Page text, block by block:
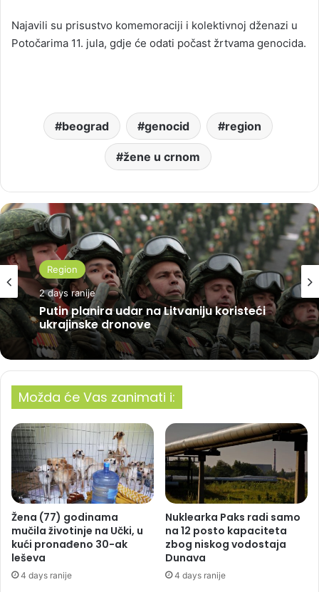
Najavili su prisustvo komemoraciji i kolektivnoj dženazi u
Potočarima 11. jula, gdje će odati počast žrtvama genocida.
beograd genocid region
žene u crnom
Region
2 days ranije
Putin planira udar na Litvaniju koristeći
ukrajinske dronove
Možda će Vas zanimati i:
Žena (77) godinama
mučila životinje na Učki, u
kući pronađeno 30-ak
leševa
4 days ranije
Nuklearka Paks radi samo
na 12 posto kapaciteta
zbog niskog vodostaja
Dunava
4 days ranije